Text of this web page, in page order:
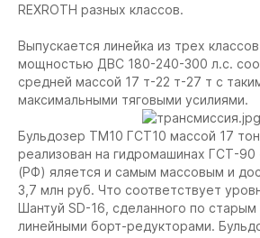
REXROTH разных классов.
Выпускается линейка из трех
мощностью ДВС 180-240-300 л.с.
средней массой 17 т-22 т-27 т с
максимальными тяговыми усилиями.
Бульдозер ТМ10 ГСТ10 массой 17
реализован на гидромашинах ГСТ-
(РФ) яляется и самым массовым и
3,7 млн руб. Что соответствует
Шантуй SD-16, сделанного по старым
линейными борт-редукторами.